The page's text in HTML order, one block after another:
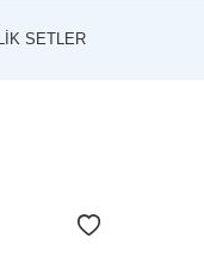
SETLER